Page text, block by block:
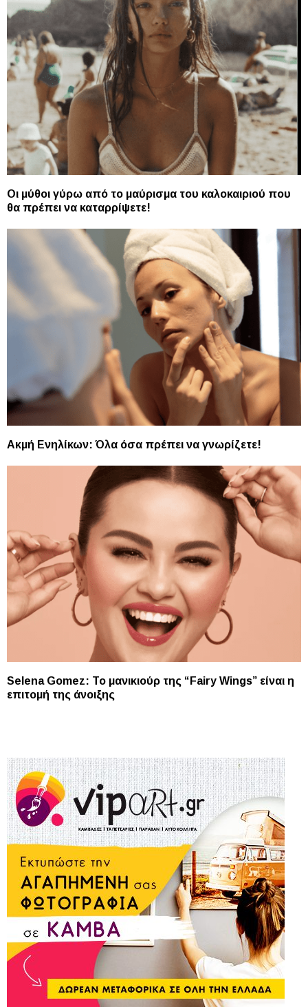
Οι μύθοι γύρω από το μαύρισμα του καλοκαιριού που
θα πρέπει να καταρρίψετε!
Aκμή Eνηλίκων: Όλα όσα πρέπει να γνωρίζετε!
Selena Gomez: Το μανικιούρ της “Fairy Wings” είναι η
επιτομή της άνοιξης